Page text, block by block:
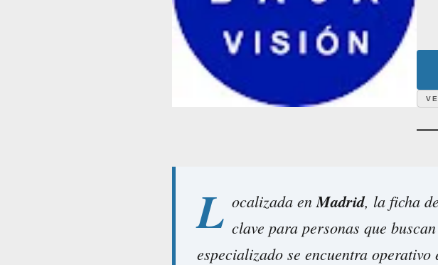
L ocalizada enMadrid, la ficha de
clave para personas que
especializado se encuentra